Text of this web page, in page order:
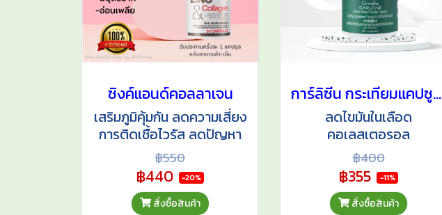
ซิงค์แอนด์คอลลาเจน
เสริมภูมิคุ้มกัน ลดความเสี่ยง
การติดเชื้อไวรัส ลดปัญหา
สิว สิวอักเสบ สิวอุดตัน
บำรุงผิวพรรณ
฿550
฿440 -20%
สั่งซื้อสินค้า
การ์ลิซีน กระเทียมแคปซูล กระเทียมผงสกัดชนิดแคปซูล
ลดไขมันในเลือด
คอเลสเตอรอล
ไตรกลีเซอไรด์ เสริม
ภูมิคุ้มกัน ลดความเสี่ยงหัวใจ
ขาดเลือด ยับยั้งเชื้อมะเร็ง
ต้านเชื้อไวรัส เชื้อแบคทีเรีย
฿400
฿355 -11%
สั่งซื้อสินค้า